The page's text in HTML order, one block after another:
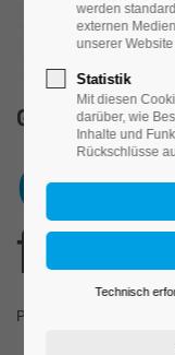
Ge
Produkte
werden
externen
unserer
Statistik
Mit diesen
darüber, wie
Inhalte und
Rückschlüsse
Technisch